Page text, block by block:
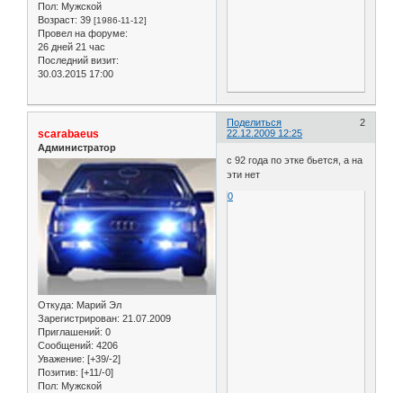
Пол: Мужской
Возраст: 39 [1986-11-12]
Провел на форуме:
26 дней 21 час
Последний визит:
30.03.2015 17:00
Поделиться
2
22.12.2009 12:25
scarabaeus
Администратор
Откуда: Марий Эл
Зарегистрирован: 21.07.2009
Приглашений: 0
Сообщений: 4206
Уважение: [+39/-2]
Позитив: [+11/-0]
Пол: Мужской
с 92 года по этке бьется, а на
эти нет
0